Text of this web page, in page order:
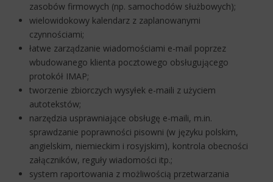
zasobów firmowych (np. samochodów służbowych);
wielowidokowy kalendarz z zaplanowanymi
czynnościami;
łatwe zarządzanie wiadomościami e-mail poprzez
wbudowanego klienta pocztowego obsługującego
protokół IMAP;
tworzenie zbiorczych wysyłek e-maili z użyciem
autotekstów;
narzędzia usprawniające obsługę e-maili, m.in.
sprawdzanie poprawności pisowni (w języku polskim,
angielskim, niemieckim i rosyjskim), kontrola obecności
załączników, reguły wiadomości itp.;
system raportowania z możliwością przetwarzania